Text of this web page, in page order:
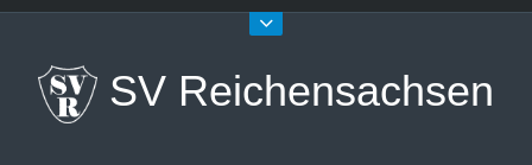
SV Reichensachsen